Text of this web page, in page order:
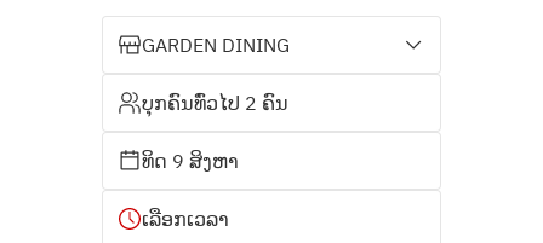
GARDEN DINING
ບຸກຄົນທົ່ວໄປ 2 ຄົນ
ທິດ 9 ສິງຫາ
ເລືອກເວລາ